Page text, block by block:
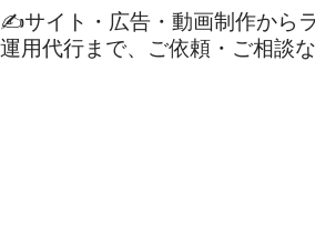
✍️サイト・広告・動画制作から
運用代行まで、ご依頼・ご相談